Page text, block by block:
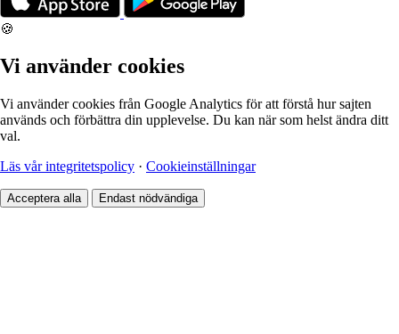
🍪
Vi använder cookies
Vi använder cookies från Google Analytics för att förstå hur sajten
används och förbättra din upplevelse. Du kan när som helst ändra ditt
val.
Läs vår integritetspolicy · Cookieinställningar
Acceptera alla Endast nödvändiga